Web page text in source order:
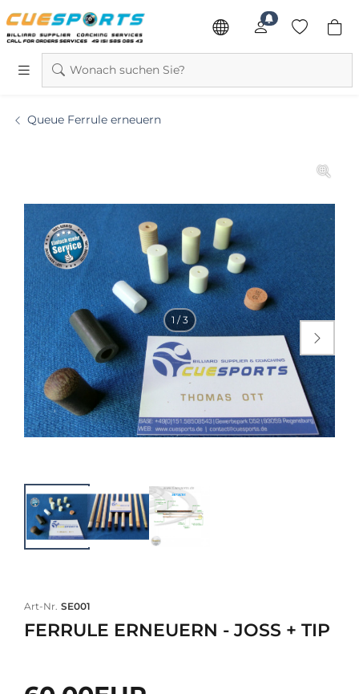
Wonach suchen Sie?
Queue Ferrule erneuern

Art-Nr. SE001
FERRULE ERNEUERN - JOSS + TIP